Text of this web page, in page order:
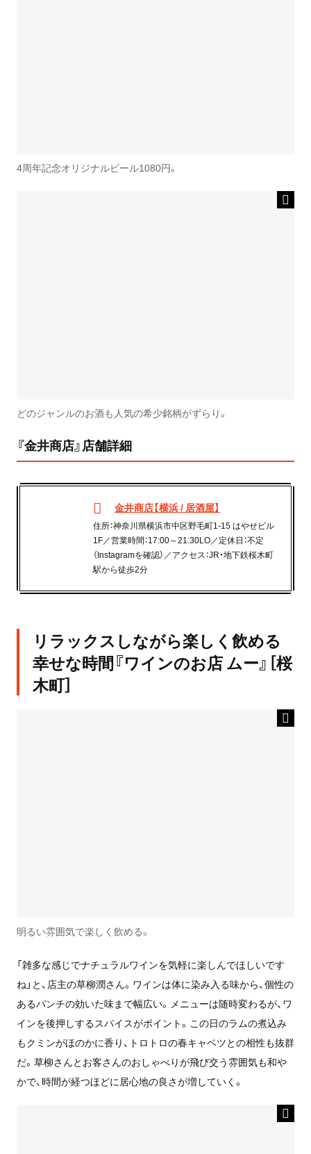
4周年記念オリジナルビール1080円。
どのジャンルのお酒も人気の希少銘柄がずらり。
『金井商店』店舗詳細
金井商店【横浜 / 居酒屋】
住所：神奈川県横浜市中区野毛町1-15 はやせビル
1F／営業時間：17:00～21:30LO／定休日：不定
（Instagramを確認）／アクセス：JR・地下鉄桜木町
駅から徒歩2分
リラックスしながら楽しく飲める
幸せな時間『ワインのお店 ムー』［桜
木町］
明るい雰囲気で楽しく飲める。
「雑多な感じでナチュラルワインを気軽に楽しんでほしいです
ね」と、店主の草柳潤さん。ワインは体に染み入る味から、個性の
あるパンチの効いた味まで幅広い。メニューは随時変わるが、ワ
インを後押しするスパイスがポイント。この日のラムの煮込み
もクミンがほのかに香り、トロトロの春キャベツとの相性も抜群
だ。草柳さんとお客さんのおしゃべりが飛び交う雰囲気も和や
かで、時間が経つほどに居心地の良さが増していく。